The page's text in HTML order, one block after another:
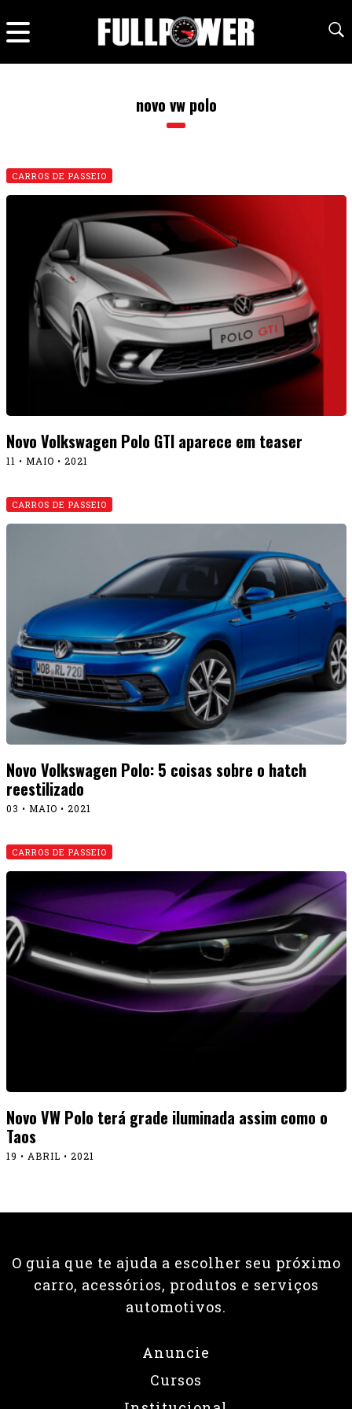
novo vw polo
CARROS DE PASSEIO
Novo Volkswagen Polo GTI aparece em teaser
11 • MAIO • 2021
CARROS DE PASSEIO
Novo Volkswagen Polo: 5 coisas sobre o hatch
reestilizado
03 • MAIO • 2021
CARROS DE PASSEIO
Novo VW Polo terá grade iluminada assim como o
Taos
19 • ABRIL • 2021
O guia que te ajuda a escolher seu próximo
carro, acessórios, produtos e serviços
automotivos.
Anuncie
Cursos